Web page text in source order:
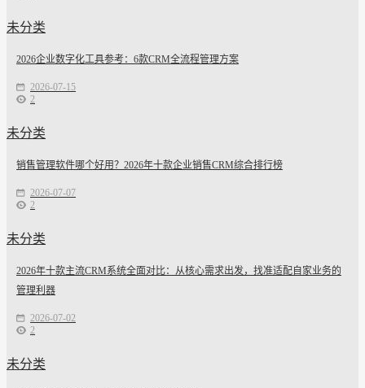
未分类
2026企业数字化工具参考：6款CRM全流程管理方案
2026-07-15
2
未分类
销售管理软件哪个好用？2026年十款企业销售CRM综合排行榜
2026-07-07
2
未分类
2026年十款主流CRM系统全面对比：从核心需求出发，找准适配自家业务的
管理利器
2026-07-02
2
未分类